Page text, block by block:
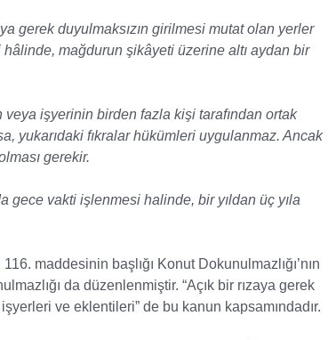
duyulmaksızın girilmesi mutat olan yerler
mağdurun şikâyeti üzerine altı aydan bir
işyerinin birden fazla kişi tarafından ortak
yukarıdaki fıkralar hükümleri uygulanmaz. Ancak
gerekir.
vakti işlenmesi halinde, bir yıldan üç yıla
maddesinin başlığı Konut Dokunulmazlığı’nın
da düzenlenmiştir. “Açık bir rızaya gerek
ve eklentileri” de bu kanun kapsamındadır.